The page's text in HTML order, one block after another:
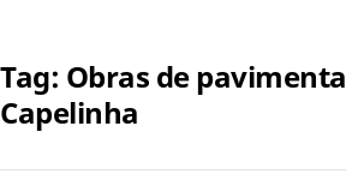
Tag: Obras de
Capelinha